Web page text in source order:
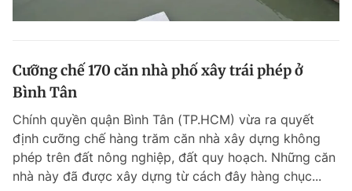
Cưỡng chế 170 căn nhà phố xây trái phép ở
Bình Tân
Chính quyền quận Bình Tân (TP.HCM) vừa ra quyết
định cưỡng chế hàng trăm căn nhà xây dựng không
phép trên đất nông nghiệp, đất quy hoạch. Những căn
nhà này đã được xây dựng từ cách đây hàng chục...